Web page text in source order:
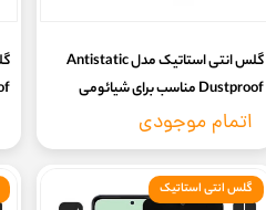
گلس انتی استاتیک مدل Antistatic
Dustproof مناسب برای شیائومی
Redmi note 9 pro
اتمام موجودی
گلس انتی استاتیک